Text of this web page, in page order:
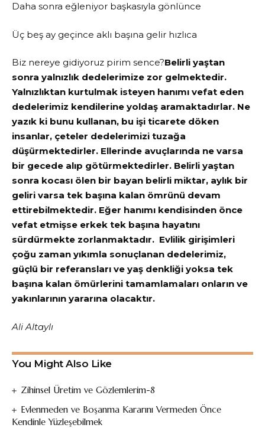
Daha sonra eğleniyor başkasıyla gönlünce
Üç beş ay geçince aklı başına gelir hızlıca
Biz nereye gidiyoruz pirim sence?Belirli yaştan
sonra yalnızlık dedelerimize zor gelmektedir.
Yalnızlıktan kurtulmak isteyen hanımı vefat eden
dedelerimiz kendilerine yoldaş aramaktadırlar. Ne
yazık ki bunu kullanan, bu işi ticarete döken
insanlar, çeteler dedelerimizi tuzağa
düşürmektedirler. Ellerinde avuçlarında ne varsa
bir gecede alıp götürmektedirler. Belirli yaştan
sonra kocası ölen bir bayan belirli miktar, aylık bir
geliri varsa tek başına kalan ömrünü devam
ettirebilmektedir. Eğer hanımı kendisinden önce
vefat etmişse erkek tek başına hayatını
sürdürmekte zorlanmaktadır. Evlilik girişimleri
çoğu zaman yıkımla sonuçlanan dedelerimiz,
güçlü bir referansları ve yaş denkliği yoksa tek
başına kalan ömürlerini tamamlamaları onların ve
yakınlarının yararına olacaktır.
Ali Altaylı
You Might Also Like
Zihinsel Üretim ve Gözlemlerim-8
Evlenmeden ve Boşanma Kararını Vermeden Önce
Kendinle Yüzleşebilmek